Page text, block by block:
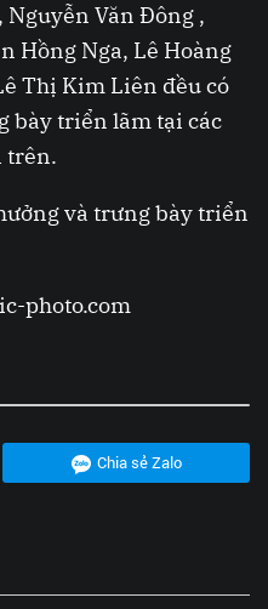
Nguyễn Văn Đông ,
Hồng Nga, Lê Hoàng
Thị Kim Liên đều có
bày triển lãm tại các
trên.
và trưng bày triển
photo.com
Chia sẻ Zalo